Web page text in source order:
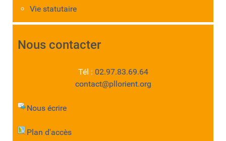
Vie statutaire
Nous contacter
Tél : 02.97.83.69.64
contact@pllorient.org
Nous écrire
Plan d'accès